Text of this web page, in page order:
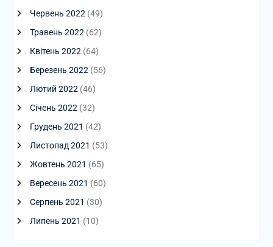
Червень 2022 (49)
Травень 2022 (62)
Квітень 2022 (64)
Березень 2022 (56)
Лютий 2022 (46)
Січень 2022 (32)
Грудень 2021 (42)
Листопад 2021 (53)
Жовтень 2021 (65)
Вересень 2021 (60)
Серпень 2021 (30)
Липень 2021 (10)